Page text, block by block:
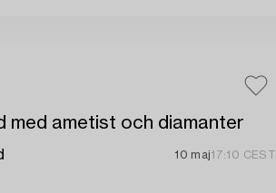
med ametist och diamanter
10 maj17:10 CEST